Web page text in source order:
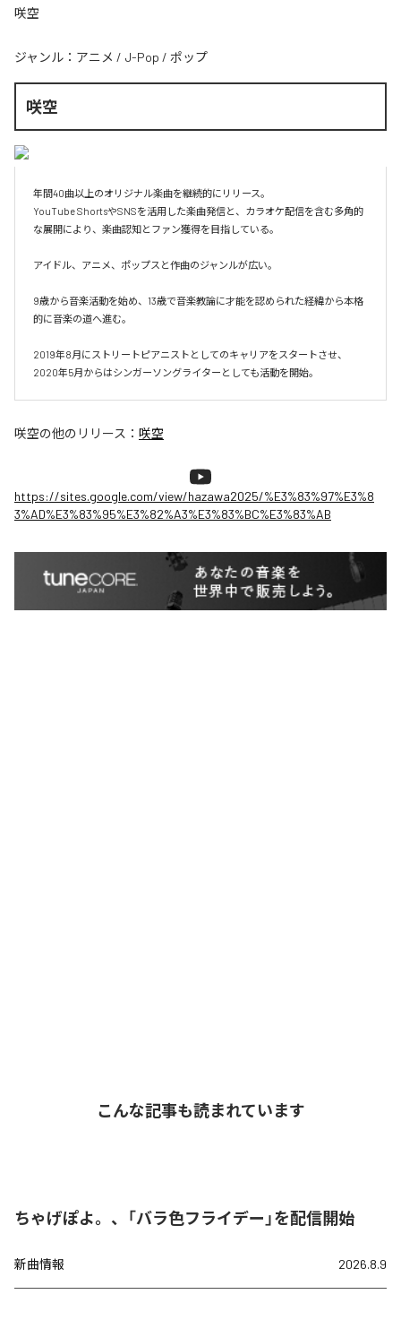
咲空
ジャンル： アニメ / J-Pop / ポップ
咲空
年間40曲以上のオリジナル楽曲を継続的にリリース。
YouTube ShortsやSNSを活用した楽曲発信と、カラオケ配信を含む多角的
な展開により、楽曲認知とファン獲得を目指している。
アイドル、アニメ、ポップスと作曲のジャンルが広い。
9歳から音楽活動を始め、13歳で音楽教論に才能を認められた経緯から本格
的に音楽の道へ進む。
2019年8月にストリートピアニストとしてのキャリアをスタートさせ、
2020年5月からはシンガーソングライターとしても活動を開始。
咲空の他のリリース： 咲空
https://sites.google.com/view/hazawa2025/%E3%83%97%E3%8
3%AD%E3%83%95%E3%82%A3%E3%83%BC%E3%83%AB
こんな記事も読まれています
ちゃげぽよ。、「バラ色フライデー」を配信開始
新曲情報 2026.8.9